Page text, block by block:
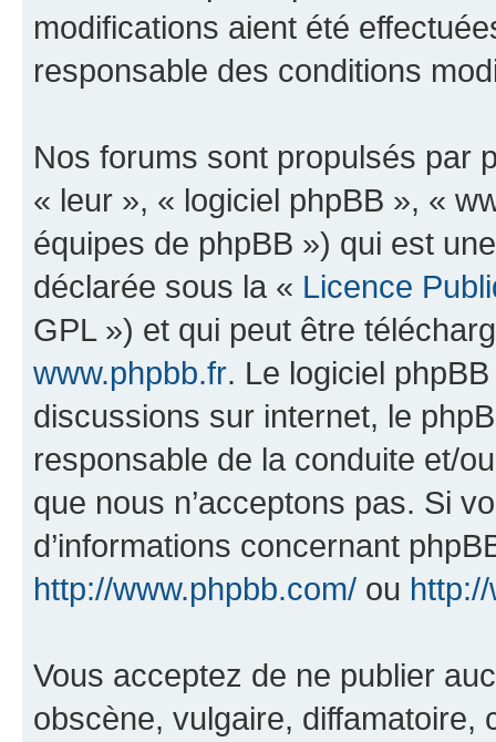
modifications aient été
responsable des conditions
Nos forums sont propulsés par
« leur », « logiciel phpBB », «
équipes de phpBB ») qui est
déclarée sous la « Licence
GPL ») et qui peut être
www.phpbb.fr. Le logiciel
discussions sur internet, le
responsable de la conduite et/
que nous n’acceptons pas. Si
d’informations concernant
http://www.phpbb.com/ ou
Vous acceptez de ne publier
obscène, vulgaire, diffamatoire,